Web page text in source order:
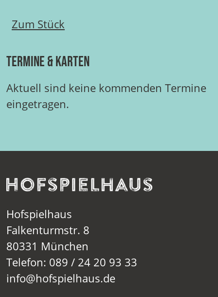
Zum Stück
Termine & Karten
Aktuell sind keine kommenden Termine
eingetragen.
Hofspielhaus
Falkenturmstr. 8
80331 München
Telefon: 089 / 24 20 93 33
info@hofspielhaus.de